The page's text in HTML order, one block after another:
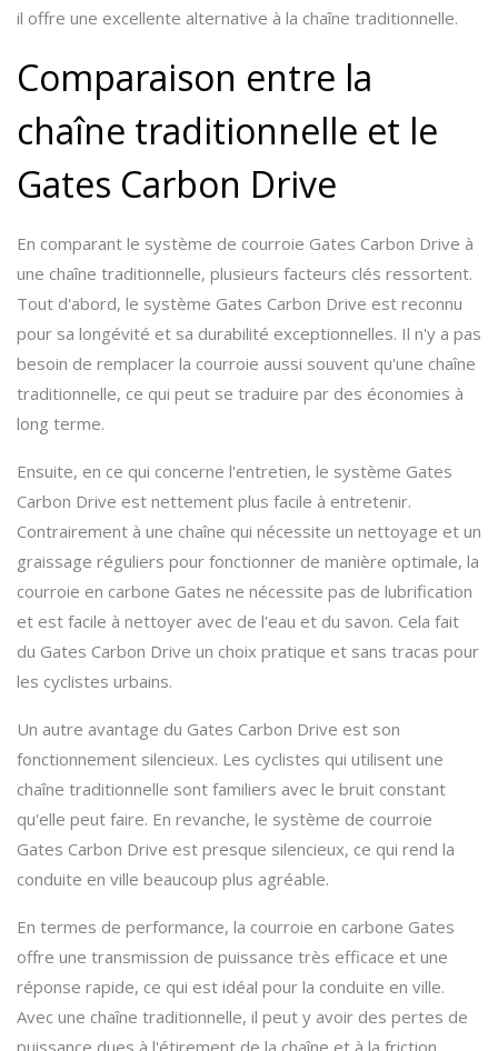
il offre une excellente alternative à la chaîne traditionnelle.
Comparaison entre la
chaîne traditionnelle et le
Gates Carbon Drive
En comparant le système de courroie Gates Carbon Drive à
une chaîne traditionnelle, plusieurs facteurs clés ressortent.
Tout d'abord, le système Gates Carbon Drive est reconnu
pour sa longévité et sa durabilité exceptionnelles. Il n'y a pas
besoin de remplacer la courroie aussi souvent qu'une chaîne
traditionnelle, ce qui peut se traduire par des économies à
long terme.
Ensuite, en ce qui concerne l'entretien, le système Gates
Carbon Drive est nettement plus facile à entretenir.
Contrairement à une chaîne qui nécessite un nettoyage et un
graissage réguliers pour fonctionner de manière optimale, la
courroie en carbone Gates ne nécessite pas de lubrification
et est facile à nettoyer avec de l'eau et du savon. Cela fait
du Gates Carbon Drive un choix pratique et sans tracas pour
les cyclistes urbains.
Un autre avantage du Gates Carbon Drive est son
fonctionnement silencieux. Les cyclistes qui utilisent une
chaîne traditionnelle sont familiers avec le bruit constant
qu'elle peut faire. En revanche, le système de courroie
Gates Carbon Drive est presque silencieux, ce qui rend la
conduite en ville beaucoup plus agréable.
En termes de performance, la courroie en carbone Gates
offre une transmission de puissance très efficace et une
réponse rapide, ce qui est idéal pour la conduite en ville.
Avec une chaîne traditionnelle, il peut y avoir des pertes de
puissance dues à l'étirement de la chaîne et à la friction